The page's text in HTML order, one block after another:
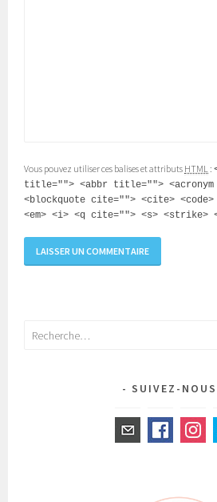
Vous pouvez utiliser ces balises et attributs HTML :
title=""> <abbr title="">
<blockquote cite=""> <cite>
<em> <i> <q cite=""> <s> <strike>
Rechercher :
SUIVEZ-